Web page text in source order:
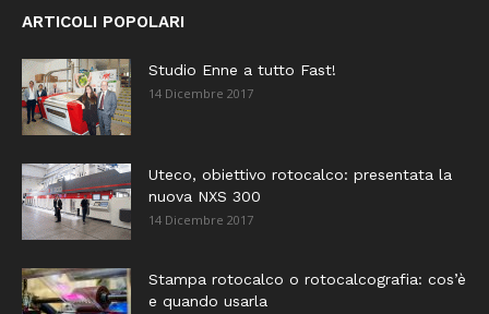
ARTICOLI POPOLARI
Studio Enne a tutto Fast!
14 Dicembre 2017
Uteco, obiettivo rotocalco: presentata la
nuova NXS 300
14 Dicembre 2017
Stampa rotocalco o rotocalcografia: cos’è
e quando usarla